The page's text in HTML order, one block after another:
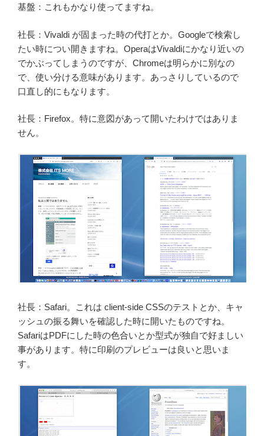
基盤：これもかなり使ってますね。
社長：Vivaldi が固まった時の代打とか。Googleで検索し
たい時につい開きますね。OperaはVivaldiにかなり近いの
でかぶってしまうのですが、Chromeは明らかに別なの
で、使い分ける意味があります。あっさりしているので
口直し的にもなります。
社長：Firefox。特に意図があって開いたわけではありま
せん。
社長：Safari。これは client-side CSSのテストとか、キャ
ッシュの振る舞いを確認した時に開いたものですね。
SafariはPDFにした時の色合いとか型式が独自で好ましい
事があります。特に印刷のプレビューは良いと思いま
す。